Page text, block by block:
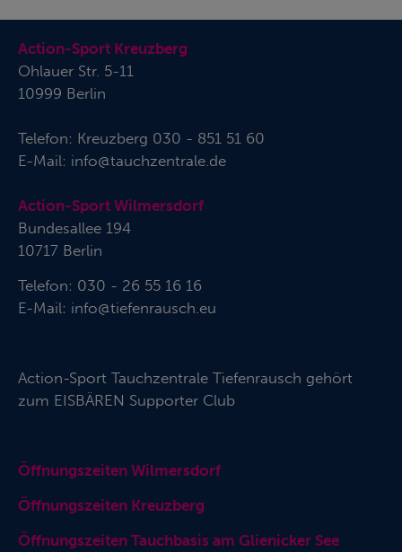
Action-Sport Kreuzberg
Ohlauer Str. 5-11
10999 Berlin
Telefon: Kreuzberg 030 - 851 51 60
E-Mail: info@tauchzentrale.de
Action-Sport Wilmersdorf
Bundesallee 194
10717 Berlin
Telefon: 030 - 26 55 16 16
E-Mail: info@tiefenrausch.eu
Action-Sport Tauchzentrale Tiefenrausch gehört
zum EISBÄREN Supporter Club
Öffnungszeiten Wilmersdorf
Öffnungszeiten Kreuzberg
Öffnungszeiten Tauchbasis am Glienicker See